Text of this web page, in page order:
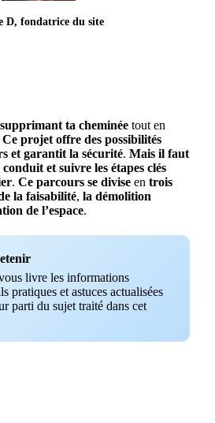
D, fondatrice du site
ta cheminée tout en
Ce projet offre des possibilités
et garantit la sécurité. Mais il faut
conduit et suivre les étapes clés
. Ce parcours se divise en trois
la faisabilité, la démolition
de l’espace.
livre les informations
pratiques et astuces actualisées
parti du sujet traité dans cet